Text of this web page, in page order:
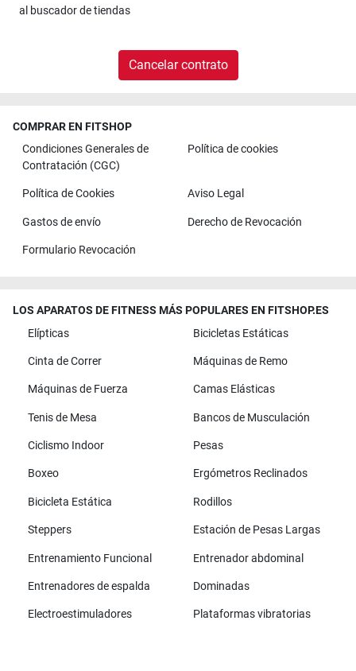
al buscador de tiendas
Cancelar contrato
COMPRAR EN FITSHOP
Condiciones Generales de
Contratación (CGC)
Política de cookies
Política de Cookies Aviso Legal
Gastos de envío Derecho de Revocación
Formulario Revocación
LOS APARATOS DE FITNESS MÁS POPULARES EN FITSHOP.ES
Elípticas
Bicicletas Estáticas
Cinta de Correr Máquinas de Remo
Máquinas de Fuerza Camas Elásticas
Tenis de Mesa Bancos de Musculación
Ciclismo Indoor Pesas
Boxeo Ergómetros Reclinados
Bicicleta Estática Rodillos
Steppers Estación de Pesas Largas
Entrenamiento Funcional Entrenador abdominal
Entrenadores de espalda Dominadas
Electroestimuladores Plataformas vibratorias